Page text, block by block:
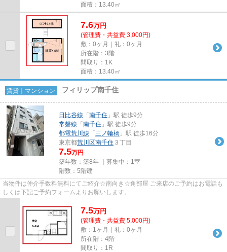
面積：13.40㎡
7.6万円
(管理費・共益費 3,000円)
敷：0ヶ月｜礼：0ヶ月
所在階：3階
間取り：1K
面積：13.40㎡
賃貸｜マンション フィリップ南千住
日比谷線 「 南千住 」駅 徒歩9分
常磐線 「 南千住 」駅 徒歩9分
都電荒川線 「 三ノ輪橋 」駅 徒歩16分
東京都荒川区南千住 ３丁目
7.5万円
築年数：築8年 ｜募集中： 1室
階数：5階建
当物件は仲介手数料無料にてご紹介☆南向き☆角部屋 ご来店のご予約はお電話も
しくは下記ご予約フォームよりお願いします。
7.5万円
(管理費・共益費 5,000円)
敷：1ヶ月｜礼：0ヶ月
所在階：4階
間取り：1R